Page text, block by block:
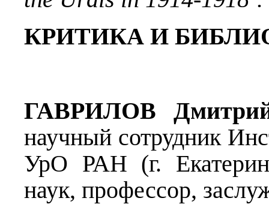
КРИТИКА И
ГАВРИЛОВ
научный сотрудник
УрО РАН (г.
наук, профессор,